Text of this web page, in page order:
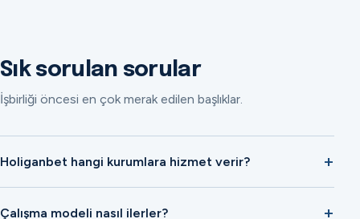
Sık sorulan sorular
İşbirliği öncesi en çok merak edilen başlıklar.
Holiganbet hangi kurumlara hizmet verir?
Çalışma modeli nasıl ilerler?